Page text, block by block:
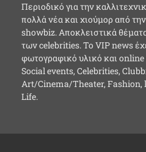
Περιοδικό για την
πολλά νέα και χιούμορ από
showbiz. Αποκλειστικά
των celebrities. Το VIP news
φωτογραφικό υλικό και
Social events, Celebrities,
Art/Cinema/Theater, Fashion,
Life.